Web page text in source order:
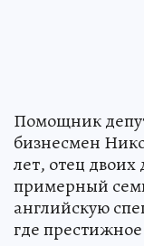
Помощник
бизнесмен
лет, отец
примерный
английскую
где